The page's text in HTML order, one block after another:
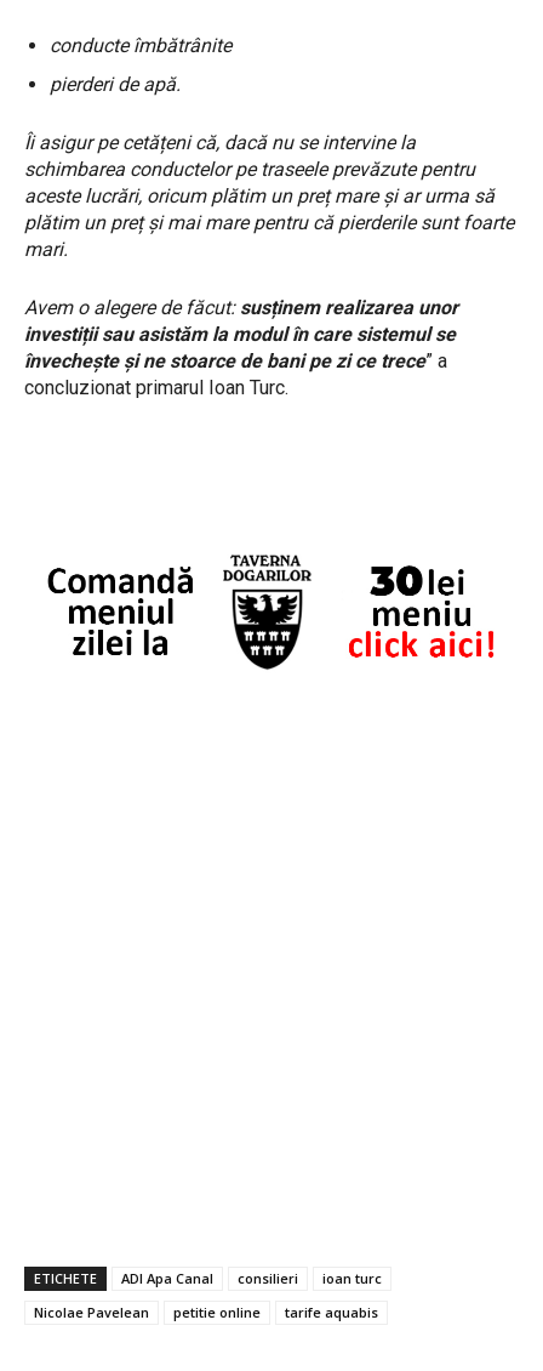
conducte îmbătrânite
pierderi de apă.
Îi asigur pe cetățeni că, dacă nu se intervine la
schimbarea conductelor pe traseele prevăzute pentru
aceste lucrări, oricum plătim un preț mare și ar urma să
plătim un preț și mai mare pentru că pierderile sunt foarte
mari.
Avem o alegere de făcut: susținem realizarea unor
investiții sau asistăm la modul în care sistemul se
învechește și ne stoarce de bani pe zi ce trece” a
concluzionat primarul Ioan Turc.
ETICHETE ADI Apa Canal consilieri
ioan turc
Nicolae Pavelean
petitie online tarife aquabis